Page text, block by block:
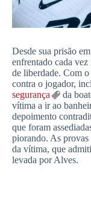
Desde sua prisão
enfrentado cada
de liberdade. Com
contra o jogador,
segurança
da
vítima a ir ao
depoimento
que foram
piorando. As provas
da vítima, que
levada por Alves.